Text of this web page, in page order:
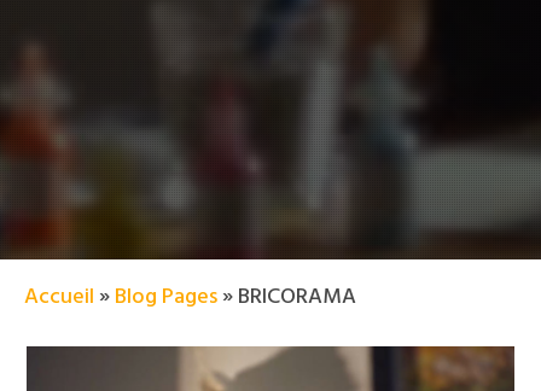
Accueil »Blog Pages»BRICORAMA